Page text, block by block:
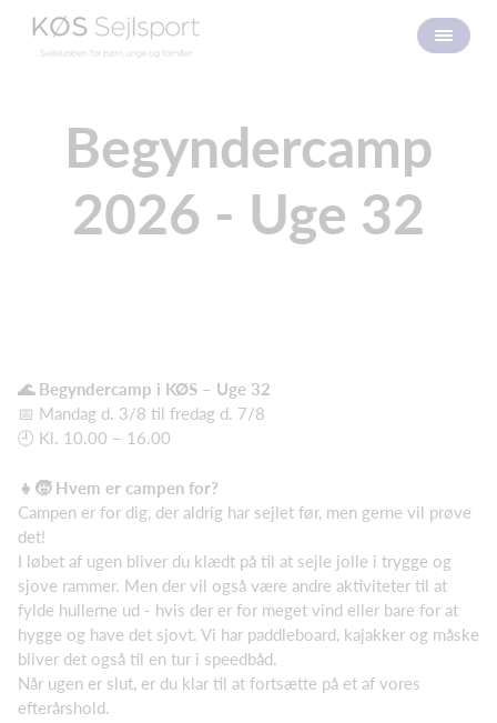
Begyndercamp
2026 - Uge 32
🌊 Begyndercamp i KØS – Uge 32
📅 Mandag d. 3/8 til fredag d. 7/8
🕘 Kl. 10.00 – 16.00
👧🧒 Hvem er campen for?
Campen er for dig, der aldrig har sejlet før, men gerne vil prøve
det!
I løbet af ugen bliver du klædt på til at sejle jolle i trygge og
sjove rammer. Men der vil også være andre aktiviteter til at
fylde hullerne ud - hvis der er for meget vind eller bare for at
hygge og have det sjovt. Vi har paddleboard, kajakker og måske
bliver det også til en tur i speedbåd.
Når ugen er slut, er du klar til at fortsætte på et af vores
efterårshold.